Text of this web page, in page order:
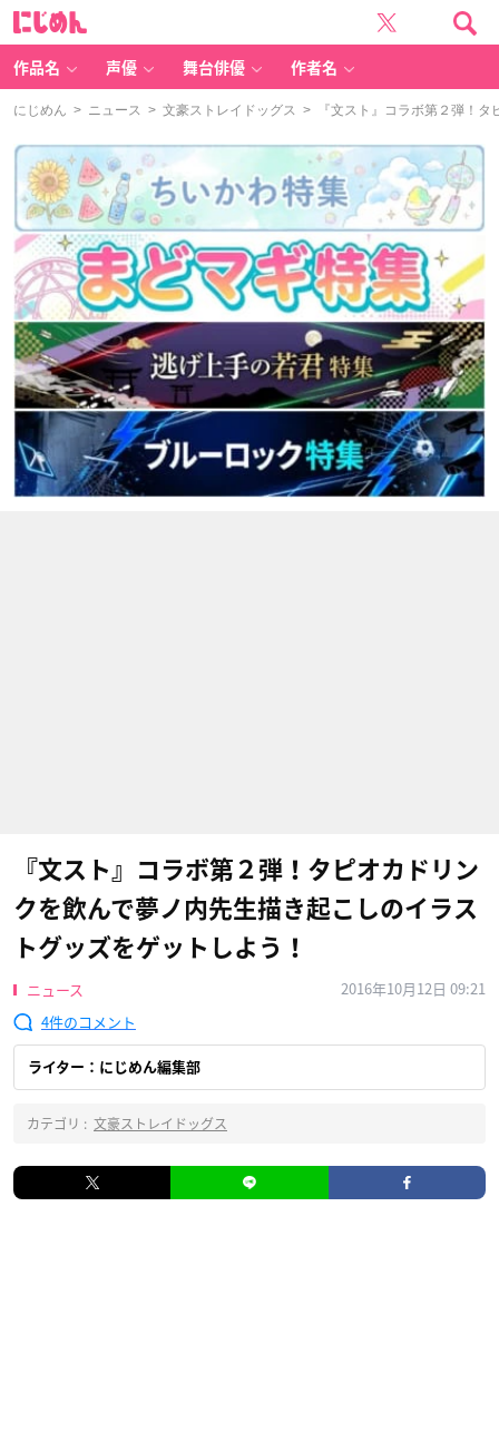
作品名 声優 舞台俳優 作者名
にじめん > ニュース > 文豪ストレイドッグス > 『文スト』コラボ第２弾！タ
『文スト』コラボ第２弾！タピオカドリン
クを飲んで夢ノ内先生描き起こしのイラス
トグッズをゲットしよう！
ニュース
2016年10月12日 09:21
4
ライター：にじめん編集部
カテゴリ : 文豪ストレイドッグス